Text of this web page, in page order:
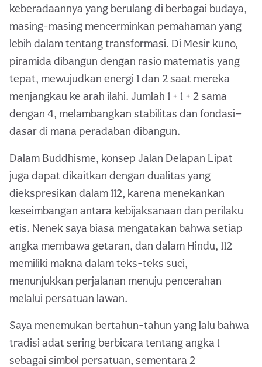
keberadaannya yang berulang di berbagai budaya,
masing-masing mencerminkan pemahaman yang
lebih dalam tentang transformasi. Di Mesir kuno,
piramida dibangun dengan rasio matematis yang
tepat, mewujudkan energi 1 dan 2 saat mereka
menjangkau ke arah ilahi. Jumlah 1 + 1 + 2 sama
dengan 4, melambangkan stabilitas dan fondasi—
dasar di mana peradaban dibangun.
Dalam Buddhisme, konsep Jalan Delapan Lipat
juga dapat dikaitkan dengan dualitas yang
diekspresikan dalam 112, karena menekankan
keseimbangan antara kebijaksanaan dan perilaku
etis. Nenek saya biasa mengatakan bahwa setiap
angka membawa getaran, dan dalam Hindu, 112
memiliki makna dalam teks-teks suci,
menunjukkan perjalanan menuju pencerahan
melalui persatuan lawan.
Saya menemukan bertahun-tahun yang lalu bahwa
tradisi adat sering berbicara tentang angka 1
sebagai simbol persatuan, sementara 2